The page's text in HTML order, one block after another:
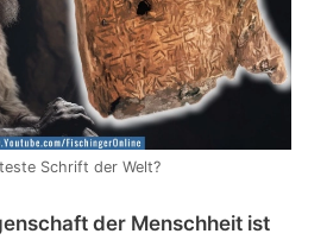
Schrift der Welt?
der Menschheit ist